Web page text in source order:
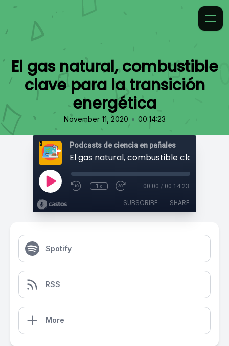
El gas natural, combustible
clave para la transición
energética
November 11, 2020 • 00:14:23
Podcasts de ciencia en pañales
1x 00:00 / 00:14:23
SUBSCRIBE SHARE
Spotify
RSS
More